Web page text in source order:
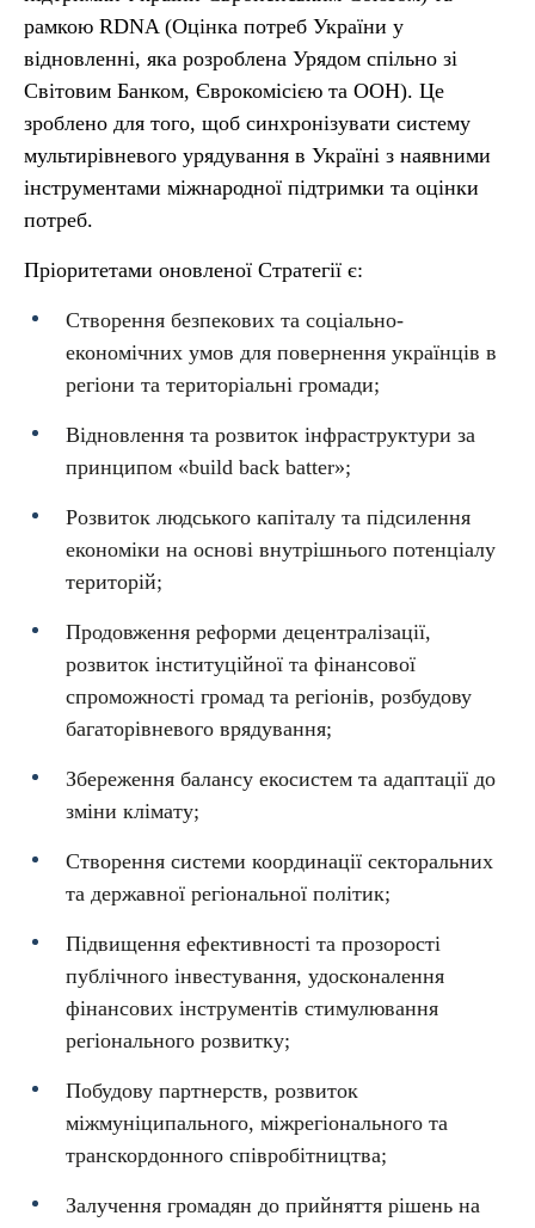
рамкою RDNA (Оцінка потреб України у
відновленні, яка розроблена Урядом спільно зі
Світовим Банком, Єврокомісією та ООН). Це
зроблено для того, щоб синхронізувати систему
мультирівневого урядування в Україні з наявними
інструментами міжнародної підтримки та оцінки
потреб.
Пріоритетами оновленої Стратегії є:
Створення безпекових та соціально-
економічних умов для повернення українців в
регіони та територіальні громади;
Відновлення та розвиток інфраструктури за
принципом «build back batter»;
Розвиток людського капіталу та підсилення
економіки на основі внутрішнього потенціалу
територій;
Продовження реформи децентралізації,
розвиток інституційної та фінансової
спроможності громад та регіонів, розбудову
багаторівневого врядування;
Збереження балансу екосистем та адаптації до
зміни клімату;
Створення системи координації секторальних
та державної регіональної політик;
Підвищення ефективності та прозорості
публічного інвестування, удосконалення
фінансових інструментів стимулювання
регіонального розвитку;
Побудову партнерств, розвиток
міжмуніципального, міжрегіонального та
транскордонного співробітництва;
Залучення громадян до прийняття рішень на